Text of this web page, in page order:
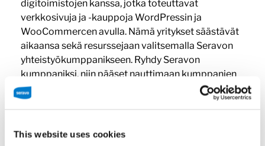
This website uses cookies
digitoimistojen kanssa, jotka toteuttavat
verkkosivuja ja -kauppoja WordPressin ja
WooCommercen avulla. Nämä yritykset säästävät
aikaansa sekä resurssejaan valitsemalla Seravon
yhteistyökumppanikseen. Ryhdy Seravon
kumppaniksi, niin pääset nauttimaan kumppanien
eduista!